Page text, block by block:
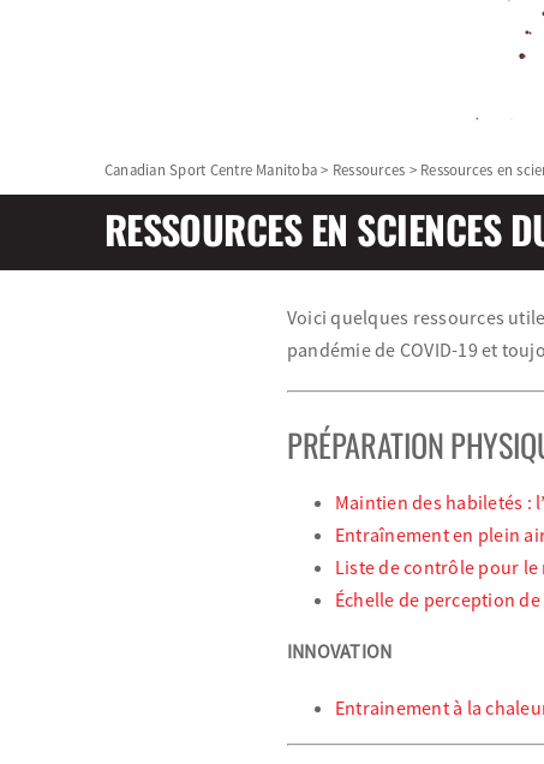
Canadian Sport Centre Manitoba> Ressources > Ressources en
RESSOURCES EN SCIENCES
Voici quelques ressources
pandémie de COVID-19 et
PRÉPARATION
Maintien des habiletés :
Entraînement en plein
Liste de contrôle pour
Échelle de perception de
INNOVATION
Entrainement à la